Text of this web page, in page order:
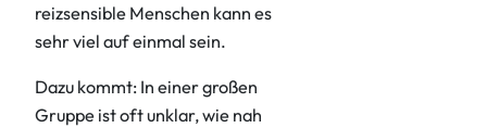
reizsensible Menschen kann es
sehr viel auf einmal sein.
Dazu kommt: In einer großen
Gruppe ist oft unklar, wie nah